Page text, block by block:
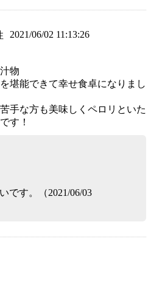
2021/06/02 11:13:26
物
堪能できて幸せ食卓になりまし
手な方も美味しくペロリといた
す！
です。（2021/06/03